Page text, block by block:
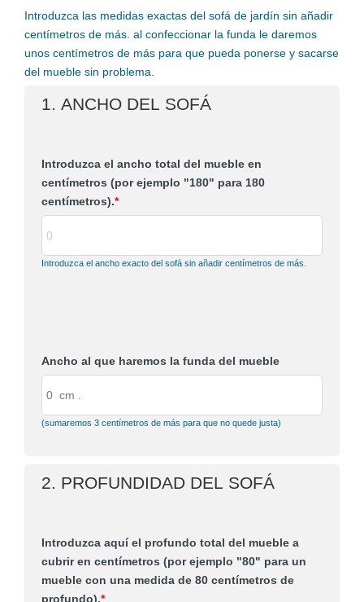
Introduzca las medidas exactas del sofá de jardín sin añadir
centímetros de más. al confeccionar la funda le daremos
unos centímetros de más para que pueda ponerse y sacarse
del mueble sin problema.
1. ANCHO DEL SOFÁ
Introduzca el ancho total del mueble en
centímetros (por ejemplo "180" para 180
centímetros).*
Introduzca el ancho exacto del sofá sin añadir centímetros de más.
Ancho al que haremos la funda del mueble
(sumaremos 3 centímetros de más para que no quede justa)
2. PROFUNDIDAD DEL SOFÁ
Introduzca aquí el profundo total del mueble a
cubrir en centímetros (por ejemplo "80" para un
mueble con una medida de 80 centímetros de
profundo).*